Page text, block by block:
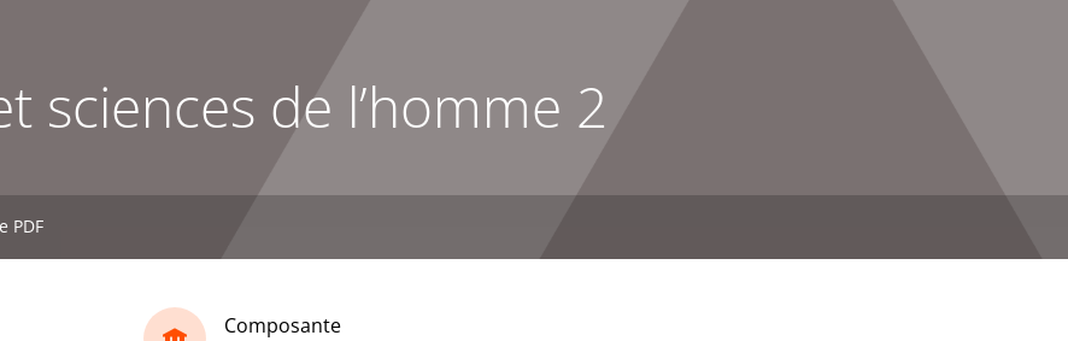
sciences de l’homme 2
PDF
Composante